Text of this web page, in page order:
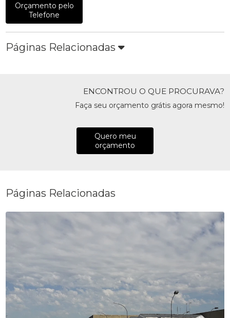
Orçamento pelo
Telefone
Páginas Relacionadas
ENCONTROU O QUE PROCURAVA?
Faça seu orçamento grátis agora mesmo!
Quero meu
orçamento
Páginas Relacionadas